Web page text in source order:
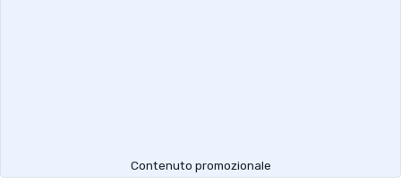
Contenuto promozionale